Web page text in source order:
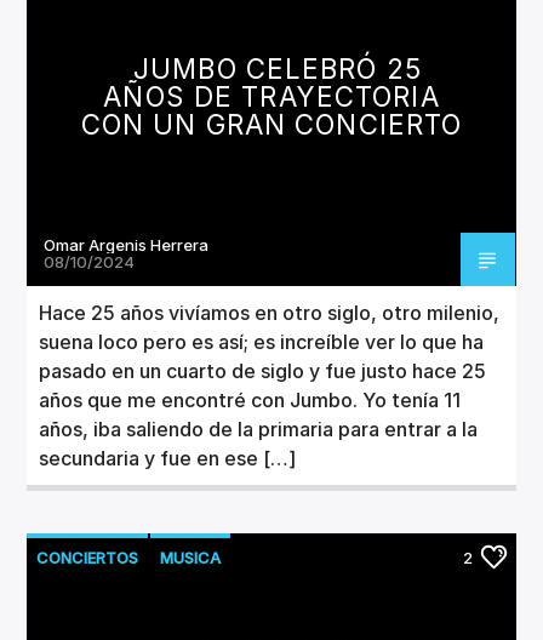
Invencible Radio
JUMBO CELEBRÓ 25
AÑOS DE TRAYECTORIA
CON UN GRAN CONCIERTO
Omar Argenis Herrera
08/10/2024
Hace 25 años vivíamos en otro siglo, otro milenio,
suena loco pero es así; es increíble ver lo que ha
pasado en un cuarto de siglo y fue justo hace 25
años que me encontré con Jumbo. Yo tenía 11
años, iba saliendo de la primaria para entrar a la
secundaria y fue en ese […]
CONCIERTOS MUSICA 2